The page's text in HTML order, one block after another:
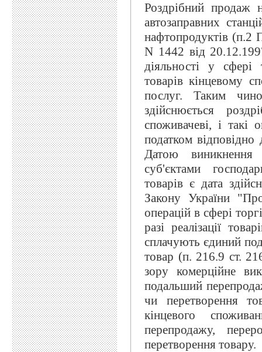
Роздрібний продаж
автозаправних
нафтопродуктів (п.2
N 1442 від
діяльності у
товарів кінцевому
послуг. Таким
здійснюється
споживачеві, і такі
податком
Датою виникнення
суб'єктами
товарів є дата
Закону України "Про
операцій в сфері
разі реалізації
сплачують єдиний
товар (п. 216.9 ст.
зору комерційне
подальший
чи перетворення
кінцевого
перепродажу,
перетворення товару.